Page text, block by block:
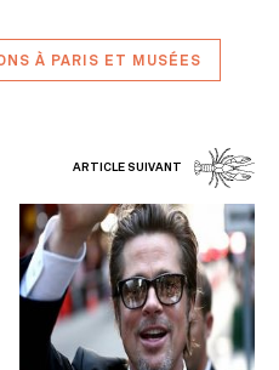
À PARIS ET MUSÉES
ARTICLE SUIVANT